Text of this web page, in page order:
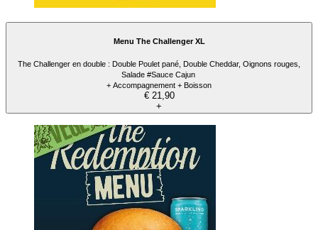
Menu The Challenger XL
The Challenger en double : Double Poulet pané, Double Cheddar, Oignons rouges,
Salade #Sauce Cajun
+ Accompagnement + Boisson
€ 21,90
+